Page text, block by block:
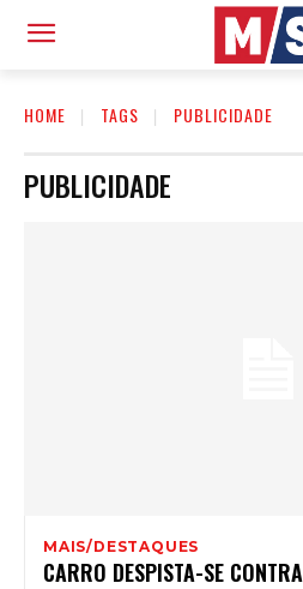
HOME TAGS PUBLICIDADE
PUBLICIDADE
MAIS/DESTAQUES
CARRO DESPISTA-SE